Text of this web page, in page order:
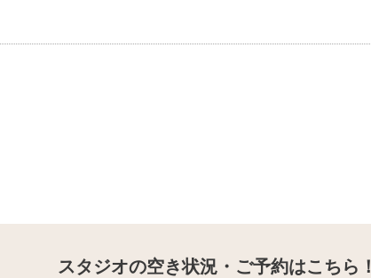
スタジオの空き状況・ご予約はこちら！